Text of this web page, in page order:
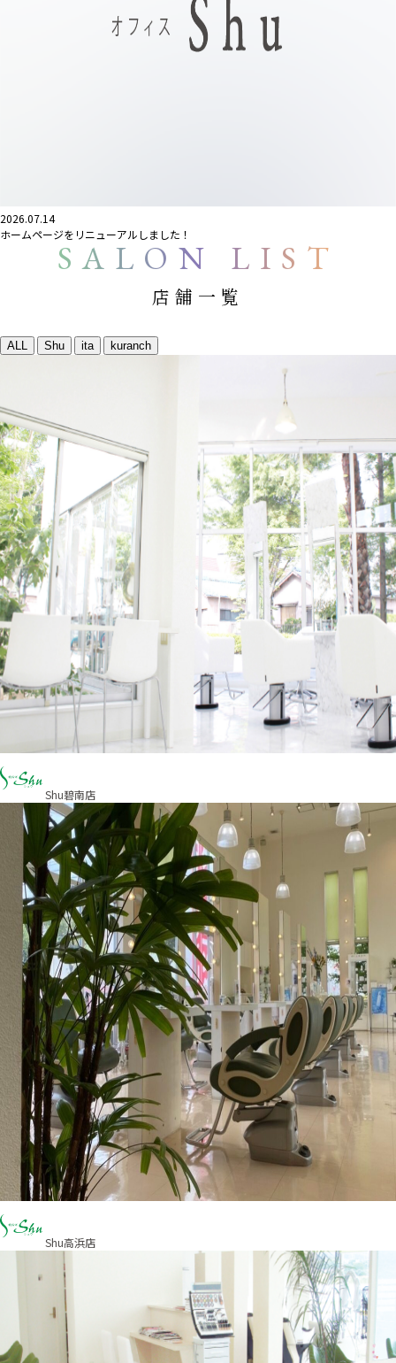
2026.07.14
ホームページをリニューアルしました！
SALON LIST
店舗一覧
ALL Shu ita kuranch
Shu碧南店
Shu高浜店